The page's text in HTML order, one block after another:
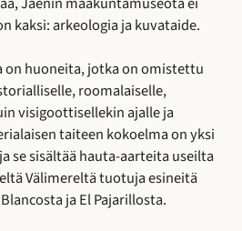
kaksi: arkeologia ja kuvataide.
on huoneita, jotka on omistettu
roomalaiselle,
visigoottisellekin ajalle ja
taiteen kokoelma on yksi
se sisältää hauta-aarteita useilta
Välimereltä tuotuja esineitä
ja El Pajarillosta.